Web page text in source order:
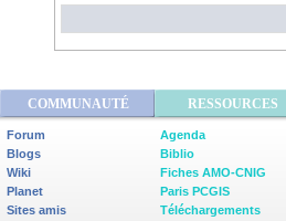
COMMUNAUTÉ RESSOURCES
Forum
Blogs
Wiki
Planet
Sites amis
Agenda
Biblio
Fiches AMO-CNIG
Paris PCGIS
Téléchargements